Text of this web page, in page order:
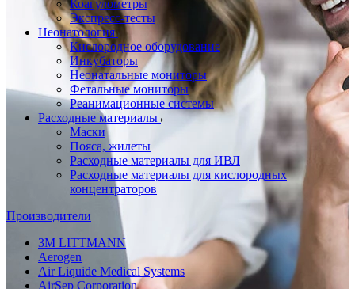
Коагулометры
Экспресс-тесты
Неонатология
Кислородное оборудование
Инкубаторы
Неонатальные мониторы
Фетальные мониторы
Реанимационные системы
Расходные материалы
Маски
Пояса, жилеты
Расходные материалы для ИВЛ
Расходные материалы для кислородных
концентраторов
Производители
3M LITTMANN
Aerogen
Air Liquide Medical Systems
AirSep Corporation